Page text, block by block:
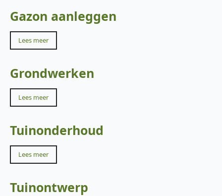
Gazon aanleggen
Lees meer
Grondwerken
Lees meer
Tuinonderhoud
Lees meer
Tuinontwerp